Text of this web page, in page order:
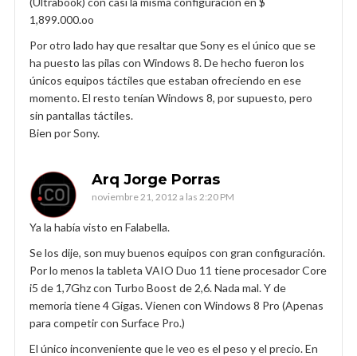
1,899.000.oo
Por otro lado hay que resaltar que Sony es el único que se
ha puesto las pilas con Windows 8. De hecho fueron los
únicos equipos táctiles que estaban ofreciendo en ese
momento. El resto tenían Windows 8, por supuesto, pero
sin pantallas táctiles.
Bien por Sony.
Arq Jorge Porras
noviembre 21, 2012 a las 2:20 PM
Ya la había visto en Falabella.
Se los dije, son muy buenos equipos con gran configuración.
Por lo menos la tableta VAIO Duo 11 tiene procesador Core
i5 de 1,7Ghz con Turbo Boost de 2,6. Nada mal. Y de
memoria tiene 4 Gigas. Vienen con Windows 8 Pro (Apenas
para competir con Surface Pro.)
El único inconveniente que le veo es el peso y el precio. En